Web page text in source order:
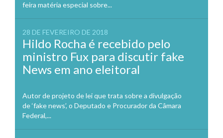
feira matéria especial sobre...
28 DE FEVEREIRO DE 2018
Hildo Rocha é recebido pelo
ministro Fux para discutir fake
News em ano eleitoral
Autor de projeto de lei que trata sobre a divulgação
de ‘fake news’, o Deputado e Procurador da Câmara
Federal,...